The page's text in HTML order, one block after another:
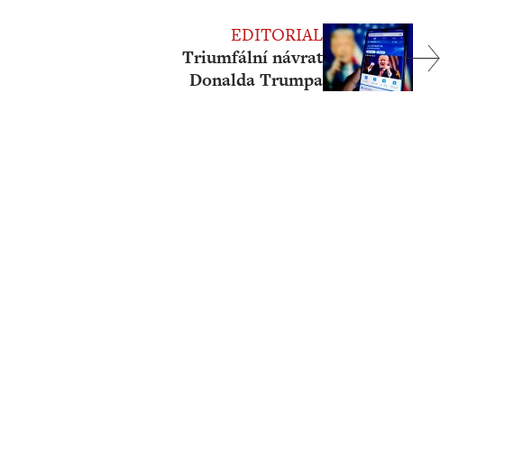
EDITORIAL
Triumfální návrat
Donalda Trumpa